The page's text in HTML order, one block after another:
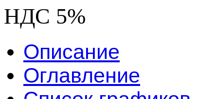
НДС 5%
Описание
Оглавление